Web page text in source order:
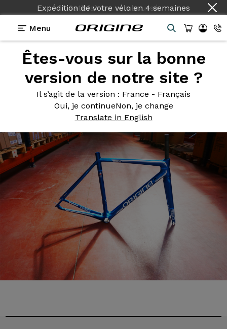
Expédition de votre véloen4 semaines
Menu
Êtes-vous sur la bonne
version de notre site ?
Il s’agit de la version : France - Français
Oui, je continueNon, je change
Translate in English
Photos> Axxome 350 Colors on demand
Axxome 350Colors on
demand